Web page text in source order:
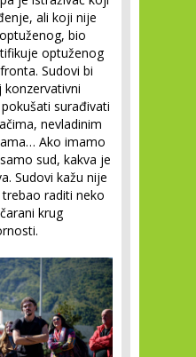
ali koji nije
bio
optuženog
Sudovi bi
surađivati
nevladinim
Ako imamo
sud, kakva je
Sudovi kažu nije
raditi neko
krug